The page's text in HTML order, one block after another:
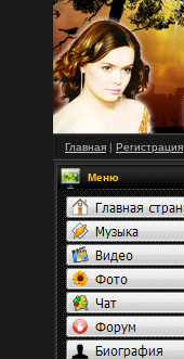
Главная | Регистрация
Меню